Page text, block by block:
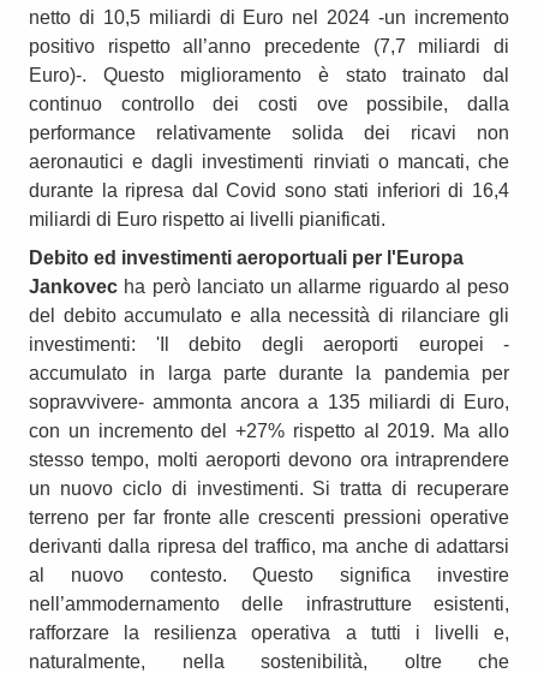
netto di 10,5 miliardi di Euro nel 2024 -un incremento
positivo rispetto all’anno precedente (7,7 miliardi di
Euro)-. Questo miglioramento è stato trainato dal
continuo controllo dei costi ove possibile, dalla
performance relativamente solida dei ricavi non
aeronautici e dagli investimenti rinviati o mancati, che
durante la ripresa dal Covid sono stati inferiori di 16,4
miliardi di Euro rispetto ai livelli pianificati.
Debito ed investimenti aeroportuali per l'Europa
Jankovec ha però lanciato un allarme riguardo al peso
del debito accumulato e alla necessità di rilanciare gli
investimenti: 'Il debito degli aeroporti europei -
accumulato in larga parte durante la pandemia per
sopravvivere- ammonta ancora a 135 miliardi di Euro,
con un incremento del +27% rispetto al 2019. Ma allo
stesso tempo, molti aeroporti devono ora intraprendere
un nuovo ciclo di investimenti. Si tratta di recuperare
terreno per far fronte alle crescenti pressioni operative
derivanti dalla ripresa del traffico, ma anche di adattarsi
al nuovo contesto. Questo significa investire
nell’ammodernamento delle infrastrutture esistenti,
rafforzare la resilienza operativa a tutti i livelli e,
naturalmente, nella sostenibilità, oltre che